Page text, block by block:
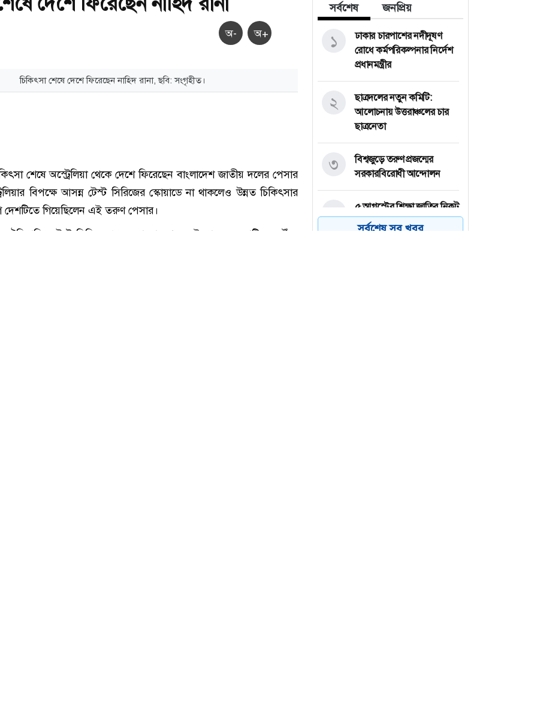
অ- অ+
সর্বশেষ জনপ্রিয়
ঢাকার চারপাশের নদীদূষণ
রোধে কর্মপরিকল্পনার নির্দেশ
প্রধানমন্ত্রীর
১
ছাত্রদলের নতুন কমিটি:
আলোচনায় উত্তরাঞ্চলের চার
ছাত্রনেতা
২
বিশ্বজুড়ে তরুণ প্রজন্মের
সরকারবিরোধী আন্দোলন
৩
৫ আগস্টের শিক্ষা জাতির নিকট
অনুসরণীয়
৪
সর্বশেষ সব খবর